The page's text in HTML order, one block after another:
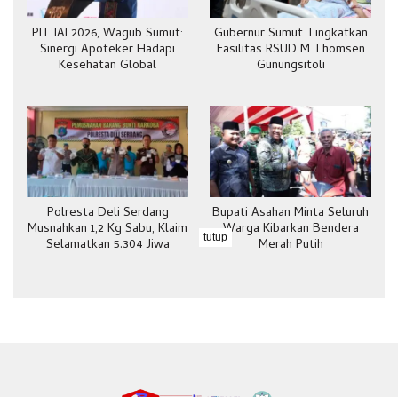
PIT IAI 2026, Wagub Sumut:
Sinergi Apoteker Hadapi
Kesehatan Global
Gubernur Sumut Tingkatkan
Fasilitas RSUD M Thomsen
Gunungsitoli
Polresta Deli Serdang
Musnahkan 1,2 Kg Sabu, Klaim
Selamatkan 5.304 Jiwa
Bupati Asahan Minta Seluruh
Warga Kibarkan Bendera
Merah Putih
tutup